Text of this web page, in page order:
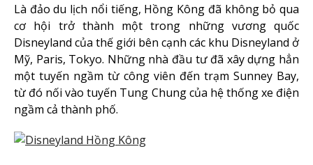
Là đảo du lịch nổi tiếng, Hồng Kông đã không bỏ qua
cơ hội trở thành một trong những vương quốc
Disneyland của thế giới bên cạnh các khu Disneyland ở
Mỹ, Paris, Tokyo. Những nhà đầu tư đã xây dựng hẳn
một tuyến ngầm từ công viên đến trạm Sunney Bay,
từ đó nối vào tuyến Tung Chung của hệ thống xe điện
ngầm cả thành phố.